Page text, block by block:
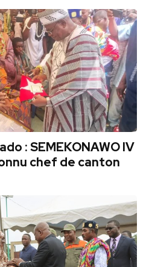
: SEMEKONAWO IV
chef de canton